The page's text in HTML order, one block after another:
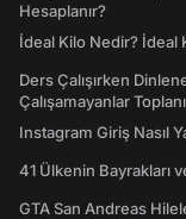
Hesaplanır?
İdeal Kilo Nedir? İdeal
Ders Çalışırken
Çalışamayanlar
Instagram Giriş Nasıl
41 Ülkenin Bayrakları
GTA San Andreas